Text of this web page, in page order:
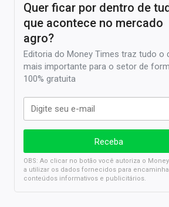
Quer ficar por dentro de
que acontece no mercado
agro?
Editoria do Money Times traz tudo o
mais importante para o setor de
100% gratuita
OBS: Ao clicar no botão você autoriza o
a utilizar os dados fornecidos para
conteúdos informativos e publicitários.